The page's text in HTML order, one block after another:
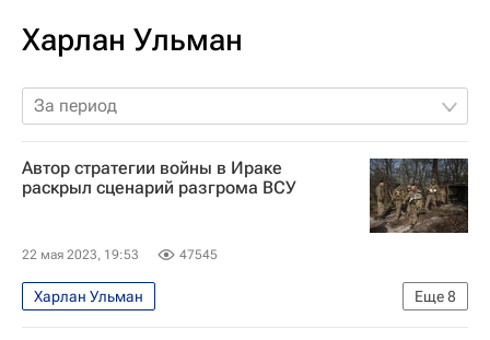
Харлан Ульман
За период
Автор стратегии войны в Ираке
раскрыл сценарий разгрома ВСУ
22 мая 2023, 19:53 47545
Еще8
Харлан Ульман
Специальная военная операция на Украине